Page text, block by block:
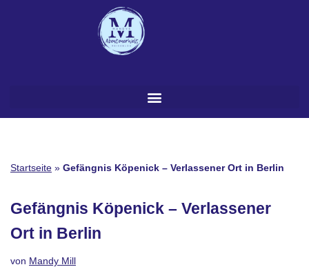
Startseite » Gefängnis Köpenick – Verlassener Ort in Berlin
Gefängnis Köpenick – Verlassener
Ort in Berlin
von Mandy Mill